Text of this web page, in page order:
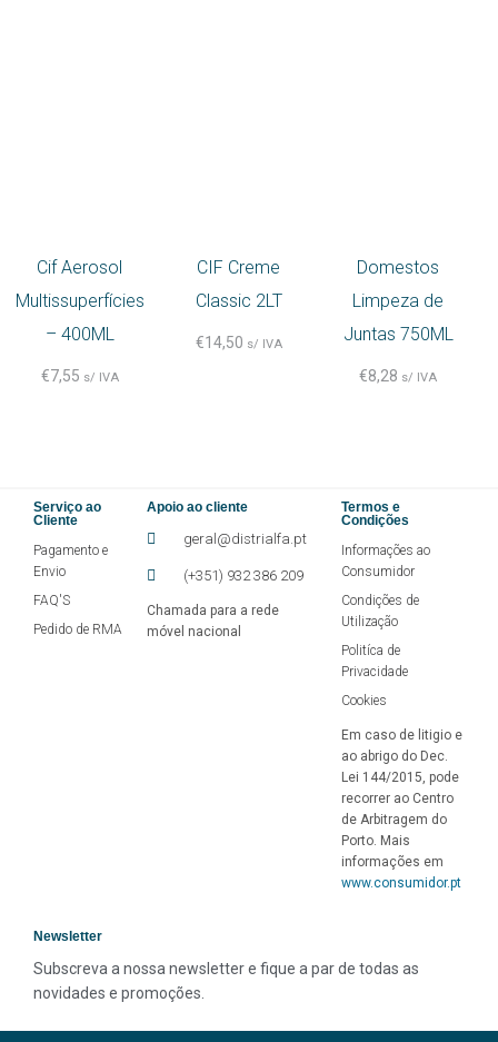
Cif Aerosol
Multissuperfícies
– 400ML
€7,55 s/ IVA
CIF Creme
Classic 2LT
€14,50 s/ IVA
Domestos
Limpeza de
Juntas 750ML
€8,28 s/ IVA
Serviço ao
Cliente
Pagamento e
Envio
FAQ'S
Pedido de RMA
Apoio ao cliente
geral@distrialfa.pt
(+351) 932 386 209
Chamada para a rede
móvel nacional
Termos e
Condições
Informações ao
Consumidor
Condições de
Utilização
Politíca de
Privacidade
Cookies
Em caso de litigio e
ao abrigo do Dec.
Lei 144/2015, pode
recorrer ao Centro
de Arbitragem do
Porto. Mais
informações em
www.consumidor.pt
Newsletter
Subscreva a nossa newsletter e fique a par de todas as
novidades e promoções.